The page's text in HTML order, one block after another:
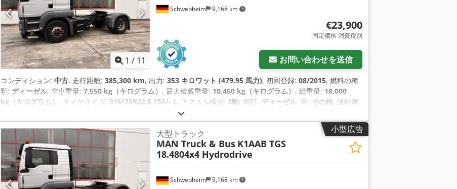
1 / 11
Schwebheim 9,168 km
€23,900
固定価格 消費税別
お問い合わせを送信
コンディション: 中古, 走行距離: 385,300 km, 出力: 353 キロワット (479.95 馬力), 初回登録: 08/2015, 燃料の種
類: ディーゼル, 空車重量: 7,550 kg（キログラム） , 最大積載重量: 10,450 kg（キログラム） , 総重量: 18,000
kg（キログラム） , タイヤサイズ: 315/70R22,5 156/- L, アクスル構成: 2軸, 燃料: ディーゼル, 色: その他, 運転席:
, サスペンション:
315/70R22,5 156/- L, 後輪タイヤサイズ:315/70R22,5 -/150L, 装備:ABS（アンチロック・ブレーキ・システ
ム）, エアコン, クルーズコントロール, ナビゲーションシステム, 全輪駆動
小型広告
Schwebheim 9,168 km
大型トラック
MAN Truck & Bus K1AAB TGS
18.4804x4 Hydrodrive